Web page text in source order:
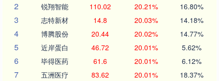
2 锐翔智能 110.02 20.21% 16.80%
3 志特新材 14.8 20.03% 14.18%
4 博腾股份 20.44 20.02% 14.77%
5 近岸蛋白 46.72 20.01% 5.62%
6 毕得医药 61.6 20.01% 6.12%
7 五洲医疗 83.62 20.01% 18.37%